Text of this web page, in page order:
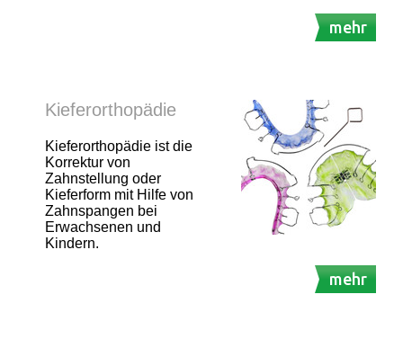
mehr
Kieferorthopädie
Kieferorthopädie ist die
Korrektur von
Zahnstellung oder
Kieferform mit Hilfe von
Zahnspangen bei
Erwachsenen und
Kindern.
mehr